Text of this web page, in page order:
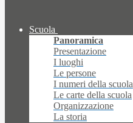
Scuola
Panoramica
Presentazione
I luoghi
Le persone
I numeri della scuola
Le carte della scuola
Organizzazione
La storia